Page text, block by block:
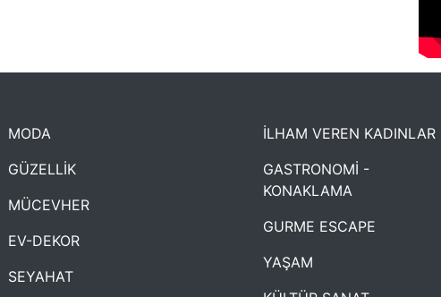
MODA
GÜZELLİK
MÜCEVHER
EV-DEKOR
SEYAHAT
İLHAM VEREN KADINLAR
GASTRONOMİ -
KONAKLAMA
GURME ESCAPE
YAŞAM